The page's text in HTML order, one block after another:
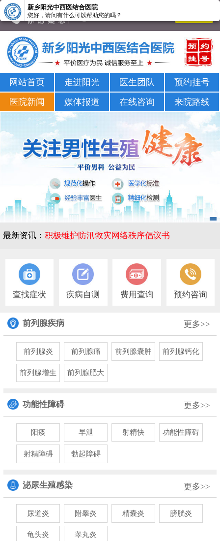
新乡男科医院-新乡市正规男科医院-新乡阳光男科医院
网站首页 走进阳光 医生团队
预约挂号
医院新闻
媒体报道 在线咨询 来院路线
最新资讯： 积极维护防汛救灾网络秩序倡议书
查找症状 疾病自测 费用查询 预约咨询
前列腺疾病 更多>>
前列腺炎 前列腺痛 前列腺囊肿 前列腺钙化
前列腺增生 前列腺肥大
功能性障碍 更多>>
阳痿 早泄 射精快 功能性障碍
射精障碍 勃起障碍
泌尿生殖感染 更多>>
尿道炎 附睾炎 精囊炎 膀胱炎
龟头炎 睾丸炎
新乡阳光中西医结合医院
您好，请问有什么可以帮助您的吗？